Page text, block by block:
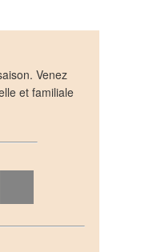
Venez
et familiale